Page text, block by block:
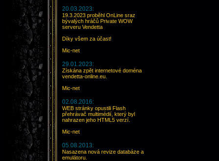
20.03.2023:
19.3.2023 proběhl OnLine sraz
bývalých hráčů Private WOW
serveru Vendetta
Díky všem za účast!
Mic-net
29.01.2023:
Získána zpět internetové doména
vendetta-online.eu.
Mic-net
02.08.2016:
WEB stránky opustili Flash
přehrávač multimédií, který byl
nahrazen jeho HTML5 verzí.
Mic-net
05.08.2013:
Nasazena nová revize databáze a
emulátoru.